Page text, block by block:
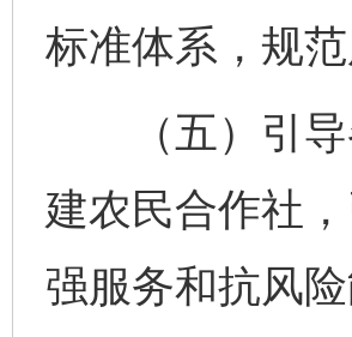
标准体系，规
（五）引导
建农民合作社
强服务和抗风